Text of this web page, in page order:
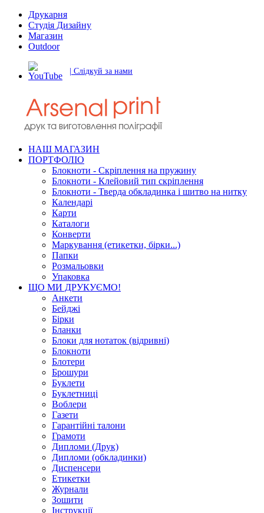
Друкарня
Студія Дизайну
Магазин
Outdoor
| Слідкуй за нами
НАШ МАГАЗИН
ПОРТФОЛІО
Блокноти - Скріплення на пружину
Блокноти - Клейовий тип скріплення
Блокноти - Тверда обкладинка і шитво на нитку
Календарі
Карти
Каталоги
Конверти
Маркування (етикетки, бірки...)
Папки
Розмальовки
Упаковка
ЩО МИ ДРУКУЄМО!
Анкети
Бейджі
Бірки
Бланки
Блоки для нотаток (відривні)
Блокноти
Блотери
Брошури
Буклети
Буклетниці
Воблери
Газети
Гарантійні талони
Грамоти
Дипломи (Друк)
Дипломи (обкладинки)
Диспенсери
Етикетки
Журнали
Зошити
Інструкції